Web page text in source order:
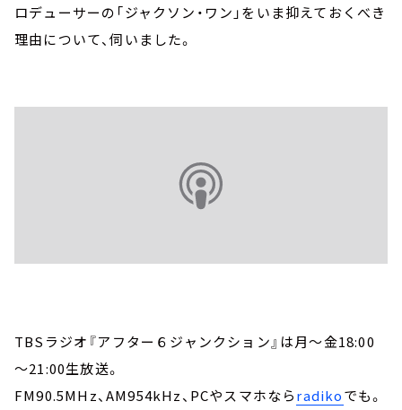
ロデューサーの「ジャクソン・ワン」をいま抑えておくべき
理由について、伺いました。
TBSラジオ『アフター６ジャンクション』は月～金18:00
～21:00生放送。
FM90.5MHz、AM954kHz、PCやスマホならradikoでも。